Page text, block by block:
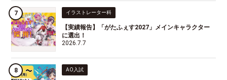
イラストレーター科
【実績報告】「がたふぇす2027」メインキャラクター
に選出！
2026.7.7
AO入試